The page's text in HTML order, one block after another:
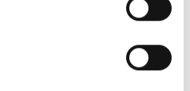
ist eine elektrisch
wie der Turny®
und kann über